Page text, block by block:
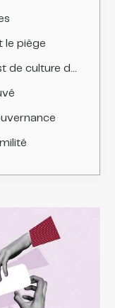
le piège
d’entreprise